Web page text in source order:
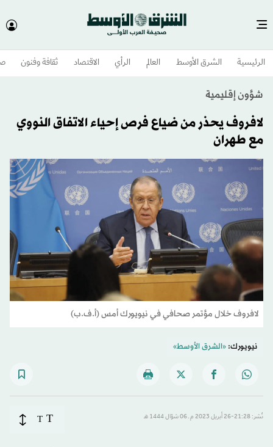
الرئيسية الشرق الأوسط​ العالم الرأي الاقتصاد ثقافة وفنون
شؤون إقليمية
لافروف يحذر من ضياع فرص إحياء الاتفاق النووي
مع طهران
لافروف خلال مؤتمر صحافي في نيويورك أمس (أ.ف.ب)
نيويورك:«الشرق الأوسط»
نُشر: 21:28-26 أبريل 2023 م ـ 06 شوّال 1444 هـ T
T